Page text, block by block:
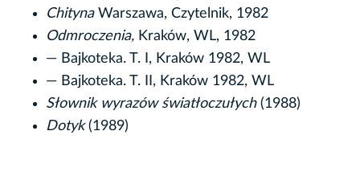
ChitynaWarszawa, Czytelnik, 1982
Odmroczenia, Kraków, WL, 1982
— Bajkoteka. T. I, Kraków 1982, WL
— Bajkoteka. T. II, Kraków 1982, WL
Słownik wyrazów światłoczułych(1988)
Dotyk(1989)